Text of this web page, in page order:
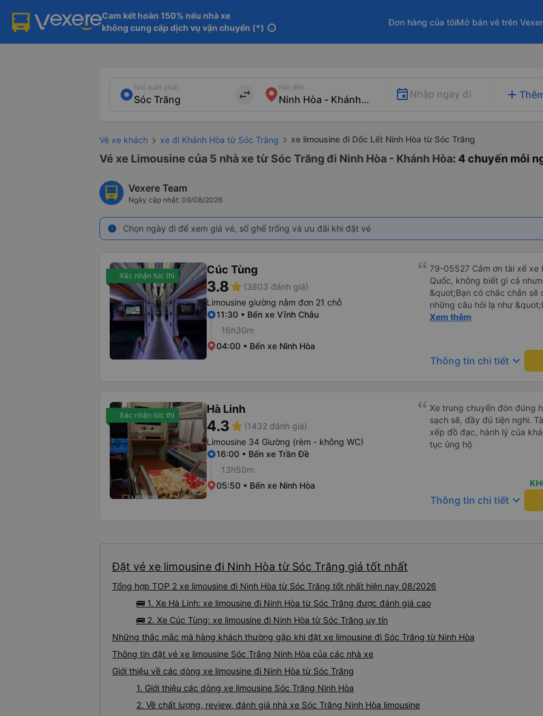
Cam kết hoàn 150% nếu nhà xe
không cung cấp dịch vụ vận chuyển (*) info
Đơn hàng của tôiMở bán vé trên
Nơi xuất phát
import_export
Nơi đến
Nhập ngày đi add
Vé xe khách xe đi Khánh Hòa từ Sóc Trăng xe limousine đi Dốc Lết Ninh Hòa từ Sóc Trăng
Vé xe Limousine của 5 nhà xe từ Sóc Trăng đi Ninh Hòa - Khánh Hòa: 4 chuyến mỗi
Vexere Team
Ngày cập nhật: 09/08/2026
info Chọn ngày đi để xem giá vé, số ghế trống và ưu đãi khi đặt vé
Xác nhận tức thì Cúc Tùng
3.8star (3803 đánh giá)
Limousine giường nằm đơn 21 chỗ
11:30 • Bến xe Vĩnh Châu
16h30m
04:00 • Bến xe Ninh Hòa
79-05527 Cảm ơn tài xế xe
Quốc, không biết gì cả
&quot;Bạn có chắc chắn sẽ
những câu hỏi lạ như
sạn của chúng tôi
và thậm chí còn đón tôi tại
buổi sáng. ngu ngốc đến
buýt 79-05527 rất nhiều tài
không biết gì nhưng tài xế
liên tục hỏi trên Google
hỏi những câu hỏi kỳ lạ,
khách sạn của chúng tôi
bằng xe limousine vào
vì tôi trông ngu ngốc quá..
tài xế thì sẽ rất nguy
nào, &quot;B Bạn bị sao
tôi quá ngu ngốc. Tôi vẫn
Xem thêm
Thông tin chi tiết keyboard_arrow_down
Xác nhận tức thì Hà Linh
4.3star (1432 đánh giá)
Limousine 34 Giường (rèm - không WC)
16:00 • Bến xe Trần Đề
13h50m
05:50 • Bến xe Ninh Hòa
Xe trung chuyển đón đúng
sạch sẽ, đầy đủ tiện nghi.
xếp đồ đạc, hành lý của
tục ủng hộ
Thông tin chi tiết keyboard_arrow_down
Đặt vé xe limousine đi Ninh Hòa từ Sóc Trăng giá tốt nhất
Tổng hợp TOP 2 xe limousine đi Ninh Hòa từ Sóc Trăng tốt nhất hiện nay 08/2026
🚌 1. Xe Hà Linh: xe limousine đi Ninh Hòa từ Sóc Trăng được đánh giá cao
🚌 2. Xe Cúc Tùng: xe limousine đi Ninh Hòa từ Sóc Trăng uy tín
Những thắc mắc mà hàng khách thường gặp khi đặt xe limousine đi Sóc Trăng từ Ninh Hòa
Thông tin đặt vé xe limousine Sóc Trăng Ninh Hòa của các nhà xe
Giới thiệu về các dòng xe limousine đi Ninh Hòa từ Sóc Trăng
1. Giới thiệu các dòng xe limousine Sóc Trăng Ninh Hòa
2. Về chất lượng, review, đánh giá nhà xe Sóc Trăng Ninh Hòa limousine